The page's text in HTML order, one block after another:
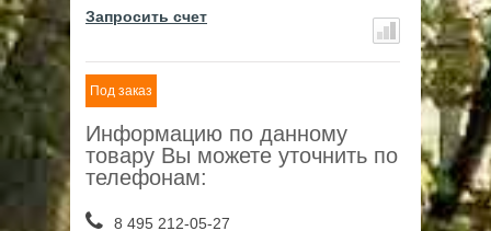
Запросить счет
Под заказ
Информацию по данному
товару Вы можете уточнить по
телефонам:
8 495 212-05-27